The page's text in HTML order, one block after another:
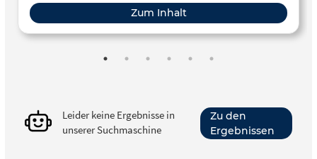
Zum Inhalt
Leider keine Ergebnisse in
unserer Suchmaschine
Zu den
Ergebnissen